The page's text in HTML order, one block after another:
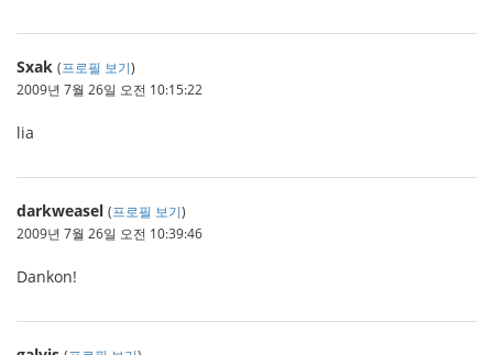
Sxak (프로필 보기)
2009년 7월 26일 오전 10:15:22
lia
darkweasel (프로필 보기)
2009년 7월 26일 오전 10:39:46
Dankon!